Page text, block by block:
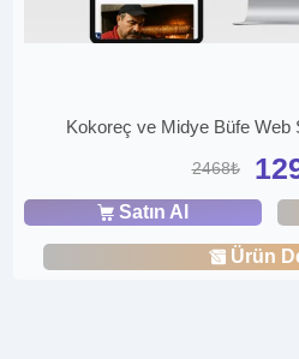
Kokoreç ve Midye Büfe Web
2468₺
Satın Al
Ürün